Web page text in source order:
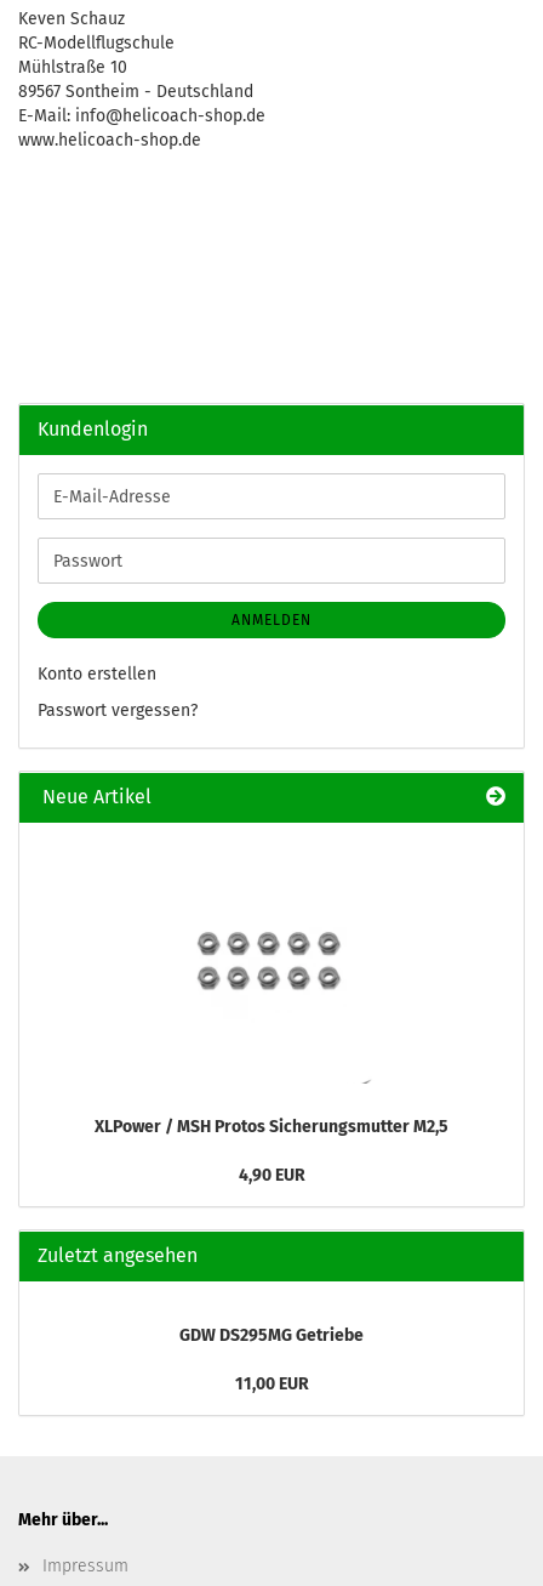
Keven Schauz
RC-Modellflugschule
Mühlstraße 10
89567 Sontheim - Deutschland
E-Mail: info@helicoach-shop.de
www.helicoach-shop.de
Kundenlogin
E-
Mail-
Adresse
Passwort
ANMELDEN
Konto erstellen
Passwort vergessen?
Neue Artikel
XLPower / MSH Protos Sicherungsmutter M2,5
4,90 EUR
Zuletzt angesehen
GDW DS295MG Getriebe
11,00 EUR
Mehr über...
Impressum